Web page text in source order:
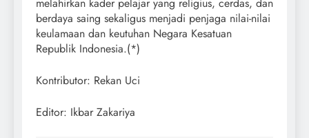
berdaya saing sekaligus menjadi penjaga nilai-nilai
keulamaan dan keutuhan Negara Kesatuan
Republik Indonesia.(*)
Kontributor: Rekan Uci
Editor: Ikbar Zakariya